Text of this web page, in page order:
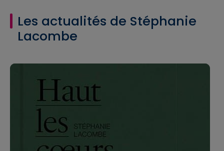
Les actualités de Stéphanie
Lacombe